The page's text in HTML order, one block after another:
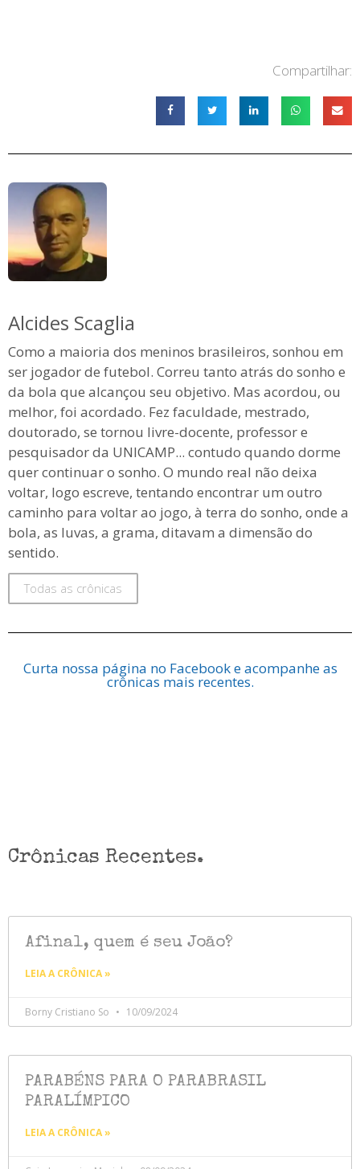
Compartilhar:
Alcides Scaglia
Como a maioria dos meninos brasileiros, sonhou em
ser jogador de futebol. Correu tanto atrás do sonho e
da bola que alcançou seu objetivo. Mas acordou, ou
melhor, foi acordado. Fez faculdade, mestrado,
doutorado, se tornou livre-docente, professor e
pesquisador da UNICAMP... contudo quando dorme
quer continuar o sonho. O mundo real não deixa
voltar, logo escreve, tentando encontrar um outro
caminho para voltar ao jogo, à terra do sonho, onde a
bola, as luvas, a grama, ditavam a dimensão do
sentido.
Todas as crônicas
Curta nossa página no Facebook e acompanhe as
crônicas mais recentes.
Crônicas Recentes.
Afinal, quem é seu João?
LEIA A CRÔNICA »
Borny Cristiano So 10/09/2024
PARABÉNS PARA O PARABRASIL
PARALÍMPICO
LEIA A CRÔNICA »